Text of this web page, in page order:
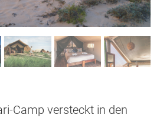
Camp versteckt in den